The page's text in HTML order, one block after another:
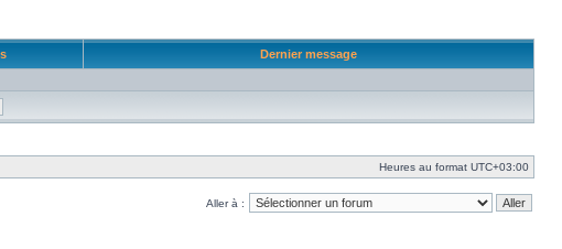
Dernier message
Heures au format UTC+03:00
Aller à :